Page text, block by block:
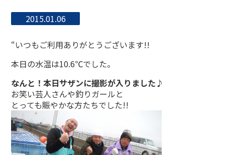
2015.01.06
“いつもご利用ありがとうございます!!
本日の水温は10.6℃でした。
なんと！本日サザンに撮影が入りました♪
お笑い芸人さんや釣りガールと
とっても賑やかな方たちでした!!